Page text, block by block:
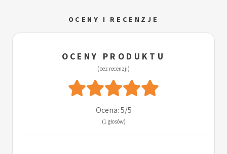
OCENY I RECENZJE
OCENY PRODUKTU
(bez recenzji)
Ocena: 5/5
(1 głosów)